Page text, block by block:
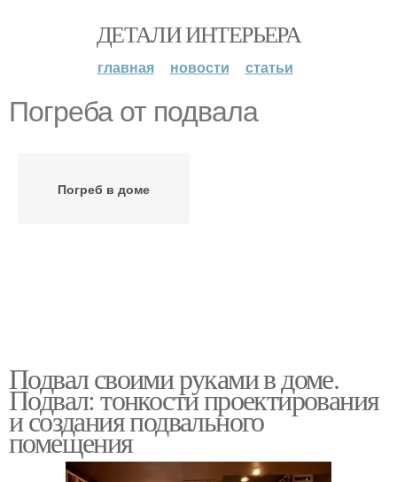
ДЕТАЛИ ИНТЕРЬЕРА
главная новости статьи
Погреба от подвала
Погреб в доме
Подвал своими руками в доме.
Подвал: тонкости проектирования
и создания подвального
помещения